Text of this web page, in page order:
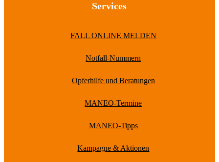
Services
FALL ONLINE MELDEN
Notfall-Nummern
Opferhilfe und Beratungen
MANEO-Termine
MANEO-Tipps
Kampagne & Aktionen